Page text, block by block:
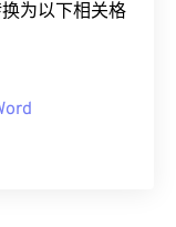
为以下相关格